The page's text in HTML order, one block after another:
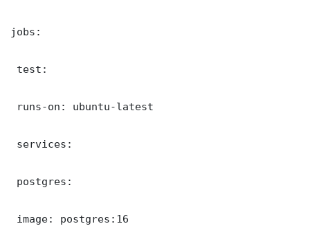
jobs:
test:
runs-on: ubuntu-latest
services:
postgres:
image: postgres:16